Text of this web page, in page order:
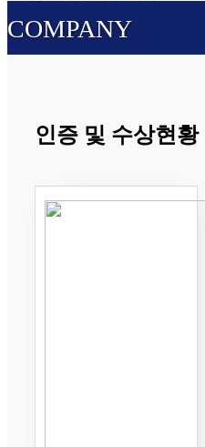
COMPANY
인증 및 수상현황